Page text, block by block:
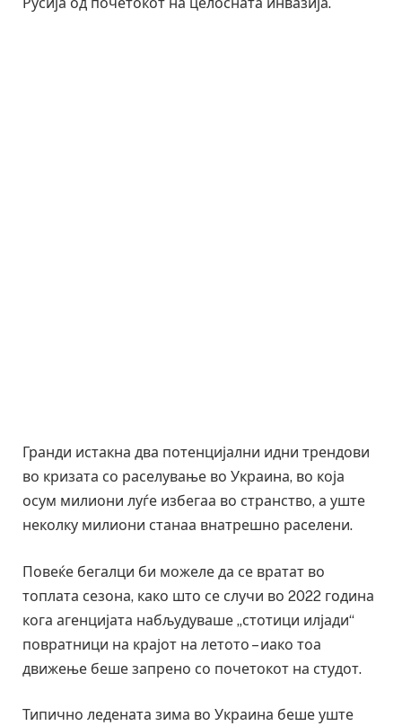
Гранди истакна два потенцијални идни трендови
во кризата со раселување во Украина, во која
осум милиони луѓе избегаа во странство, а уште
неколку милиони станаа внатрешно раселени.
Повеќе бегалци би можеле да се вратат во
топлата сезона, како што се случи во 2022 година
кога агенцијата набљудуваше „стотици илјади“
повратници на крајот на летото – иако тоа
движење беше запрено со почетокот на студот.
Типично ледената зима во Украина беше уште